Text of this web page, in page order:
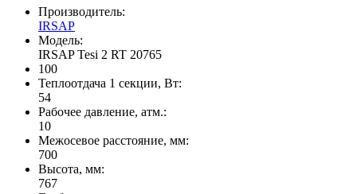
Производитель:
IRSAP
Модель:
IRSAP Tesi 2 RT 20765
100
Теплоотдача 1 секции, Вт:
54
Рабочее давление, атм.:
10
Межосевое расстояние, мм:
700
Высота, мм:
767